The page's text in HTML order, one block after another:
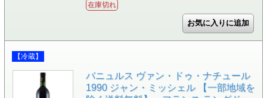
在庫切れ
【冷蔵】
バニュルス ヴァン・ドゥ・ナチュール
1990 ジャン・ミッシェル 【一部地域を